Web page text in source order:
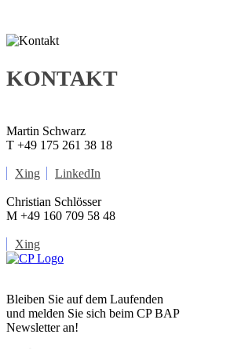
KONTAKT
Martin Schwarz
T +49 175 261 38 18
Xing LinkedIn
Christian Schlösser
M +49 160 709 58 48
Xing
Bleiben Sie auf dem Laufenden
und melden Sie sich beim CP BAP
Newsletter an!